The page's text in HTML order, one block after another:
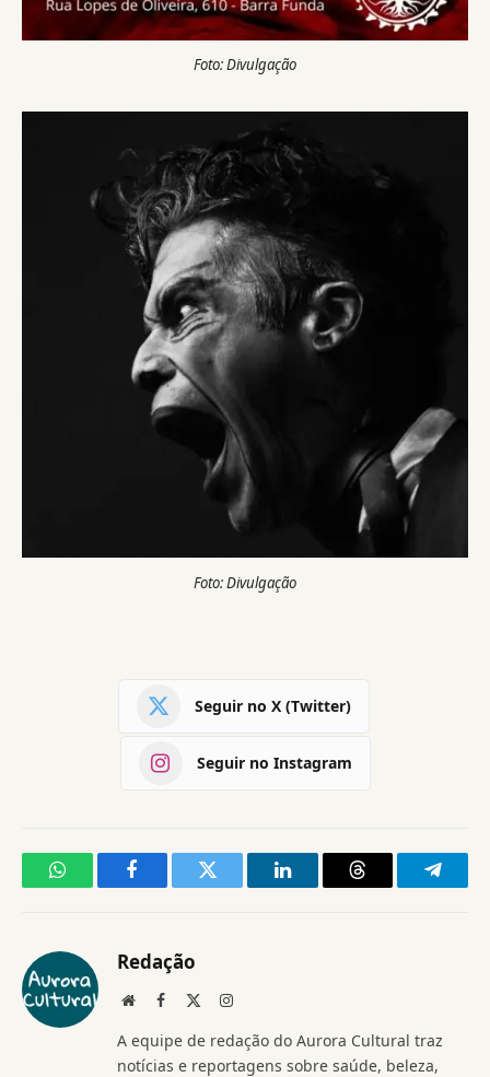
Foto: Divulgação
Foto: Divulgação
Seguir no X (Twitter)
Seguir no Instagram
WhatsAppFacebookTwitter LinkedInThreads
Redação
WebsiteFacebook Instagram
A equipe de redação do Aurora Cultural traz
notícias e reportagens sobre saúde, beleza,